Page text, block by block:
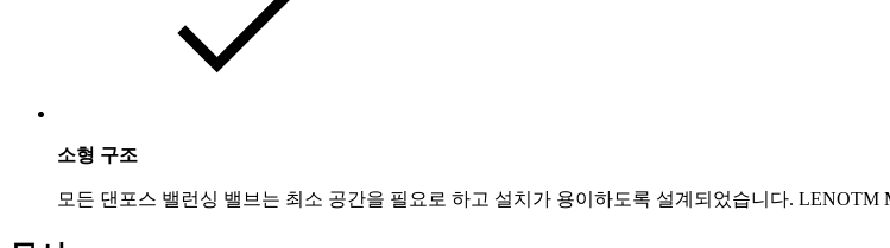
소형 구조
모든 댄포스 밸런싱 밸브는 최소 공간을 필요로 하고 설치가 용이하도록 설계되었습니다.